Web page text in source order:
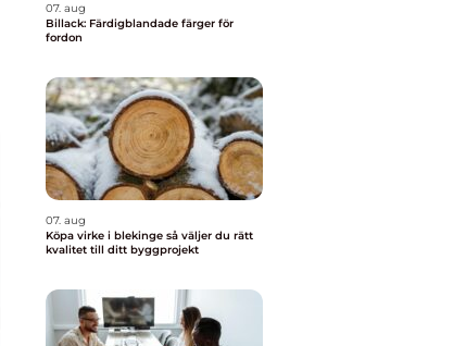
07. aug
Billack: Färdigblandade färger för
fordon
07. aug
Köpa virke i blekinge så väljer du rätt
kvalitet till ditt byggprojekt